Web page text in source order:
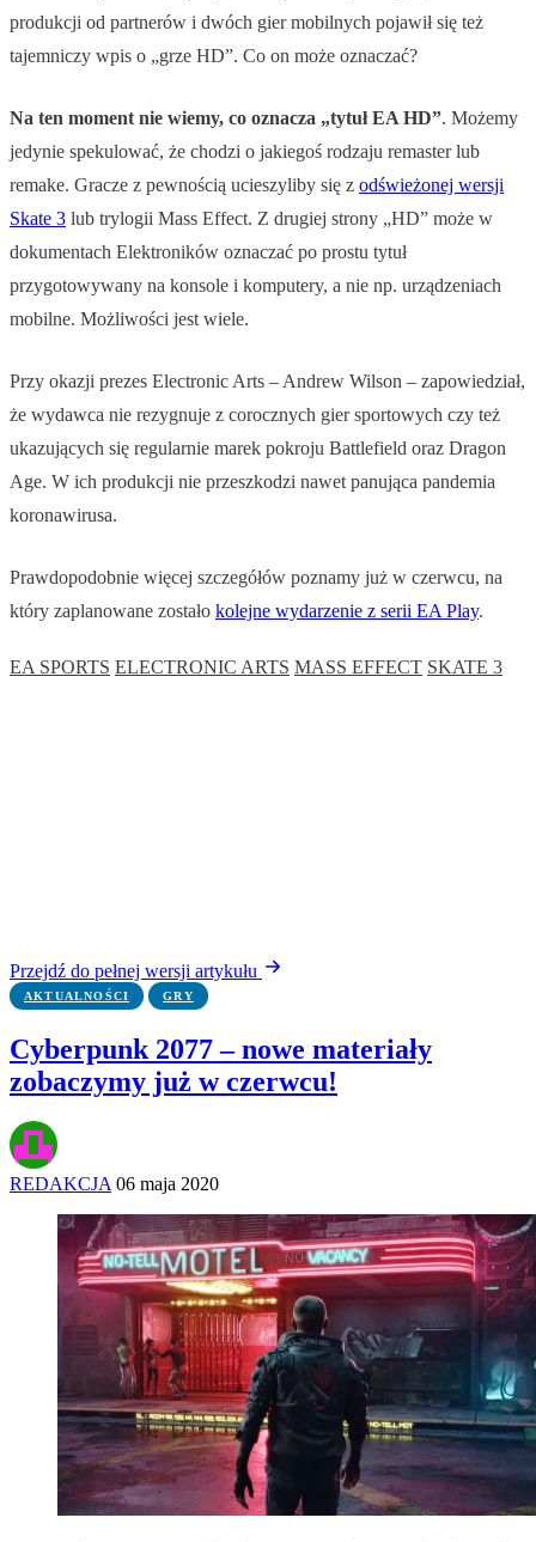
produkcji od partnerów i dwóch gier mobilnych pojawił się też
tajemniczy wpis o „grze HD”. Co on może oznaczać?
Na ten moment nie wiemy, co oznacza „tytuł EA HD”. Możemy
jedynie spekulować, że chodzi o jakiegoś rodzaju remaster lub
remake. Gracze z pewnością ucieszyliby się z odświeżonej wersji
Skate 3 lub trylogii Mass Effect. Z drugiej strony „HD” może w
dokumentach Elektroników oznaczać po prostu tytuł
przygotowywany na konsole i komputery, a nie np. urządzeniach
mobilne. Możliwości jest wiele.
Przy okazji prezes Electronic Arts – Andrew Wilson – zapowiedział,
że wydawca nie rezygnuje z corocznych gier sportowych czy też
ukazujących się regularnie marek pokroju Battlefield oraz Dragon
Age. W ich produkcji nie przeszkodzi nawet panująca pandemia
koronawirusa.
Prawdopodobnie więcej szczegółów poznamy już w czerwcu, na
który zaplanowane zostało kolejne wydarzenie z serii EA Play.
EA SPORTS ELECTRONIC ARTS MASS EFFECT SKATE 3
Przejdź do pełnej wersji artykułu
AKTUALNOŚCI GRY
Cyberpunk 2077 – nowe materiały
zobaczymy już w czerwcu!
REDAKCJA 06 maja 2020